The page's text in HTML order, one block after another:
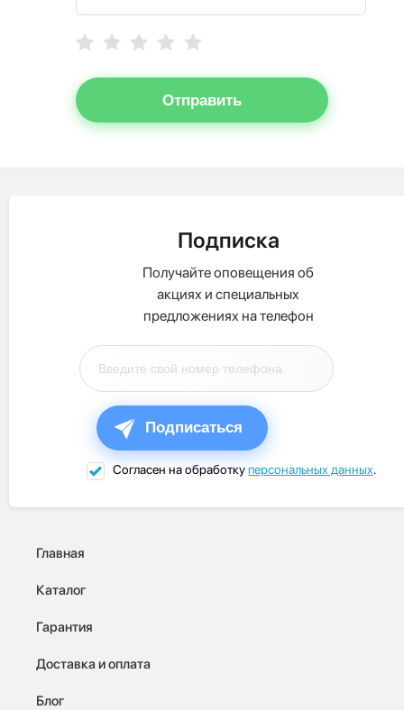
Отправить
Подписка
Получайте оповещения об
акциях и специальных
предложениях на телефон
Подписаться
Согласен на обработкуперсональных данных.
Главная
Каталог
Гарантия
Доставка и оплата
Блог